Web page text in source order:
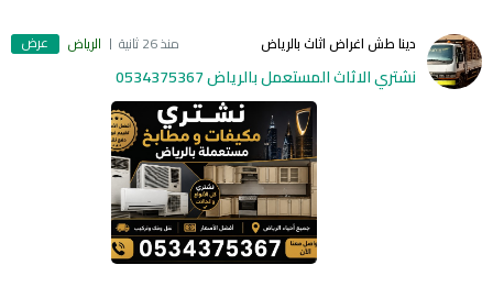
دينا طش اغراض اثاث بالرياض منذ 26 ثانية الرياض عرض
نشتري الاثاث المستعمل بالرياض 0534375367